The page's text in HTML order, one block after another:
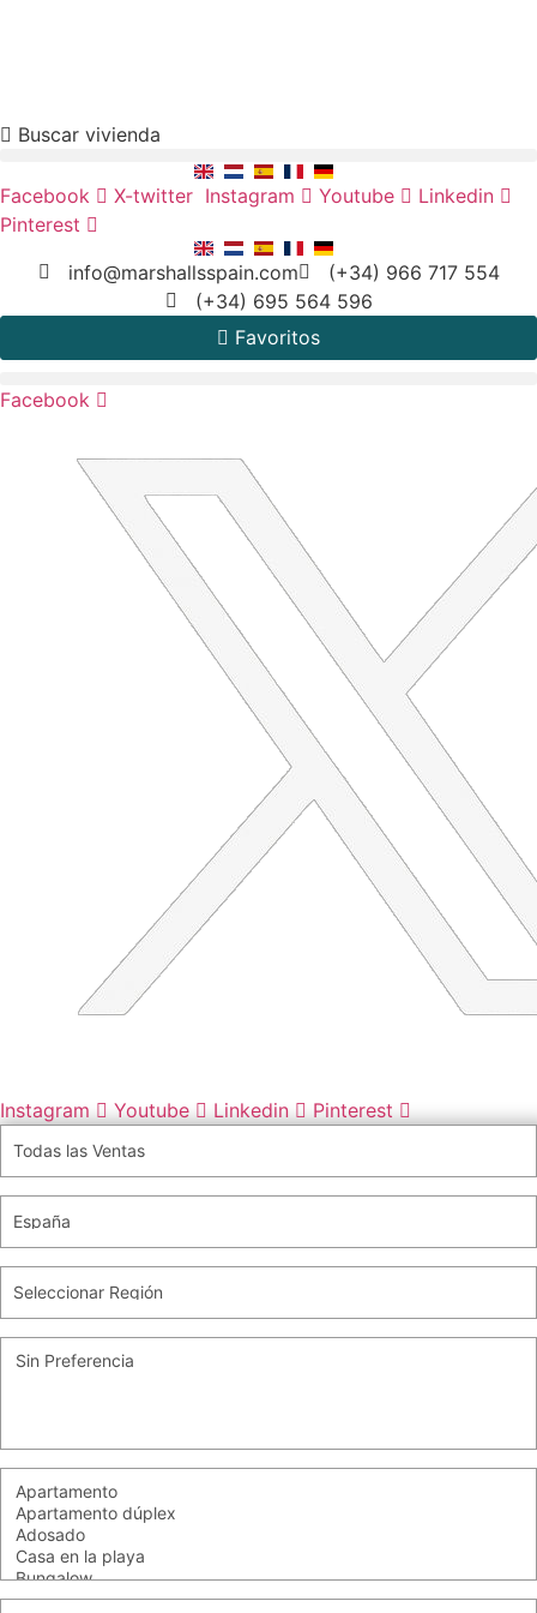
Skip
content
Buscar vivienda
Facebook X-twitter Instagram Youtube
Linkedin
Pinterest
info@marshallsspain.com
(+34) 966 717 554
(+34) 695 564 596
Favoritos
Facebook
Instagram Youtube Linkedin Pinterest